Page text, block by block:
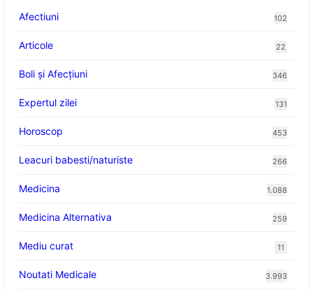
Afectiuni
102
Articole 22
Boli și Afecțiuni 346
Expertul zilei 131
Horoscop 453
Leacuri babesti/naturiste 266
Medicina 1.088
Medicina Alternativa 259
Mediu curat 11
Noutati Medicale 3.993